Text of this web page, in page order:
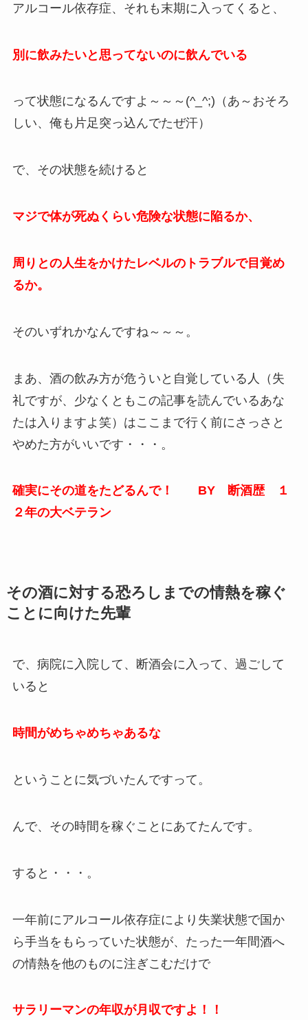
アルコール依存症、それも末期に入ってくると、
別に飲みたいと思ってないのに飲んでいる
って状態になるんですよ～～～(^_^;)（あ～おそろ
しい、俺も片足突っ込んでたぜ汗）
で、その状態を続けると
マジで体が死ぬくらい危険な状態に陥るか、
周りとの人生をかけたレベルのトラブルで目覚め
るか。
そのいずれかなんですね～～～。
まあ、酒の飲み方が危ういと自覚している人（失
礼ですが、少なくともこの記事を読んでいるあな
たは入りますよ笑）はここまで行く前にさっさと
やめた方がいいです・・・。
確実にその道をたどるんで！ BY 断酒歴 １
２年の大ベテラン
その酒に対する恐ろしまでの情熱を稼ぐ
ことに向けた先輩
で、病院に入院して、断酒会に入って、過ごして
いると
時間がめちゃめちゃあるな
ということに気づいたんですって。
んで、その時間を稼ぐことにあてたんです。
すると・・・。
一年前にアルコール依存症により失業状態で国か
ら手当をもらっていた状態が、たった一年間酒へ
の情熱を他のものに注ぎこむだけで
サラリーマンの年収が月収ですよ！！